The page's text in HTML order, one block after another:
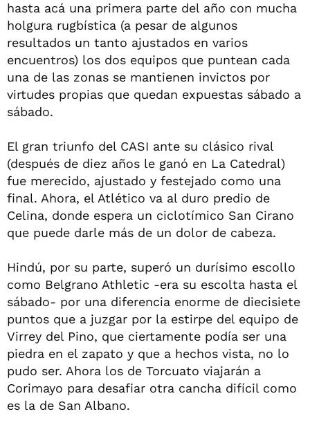
hasta acá una primera parte del año con mucha
holgura rugbística (a pesar de algunos
resultados un tanto ajustados en varios
encuentros) los dos equipos que puntean cada
una de las zonas se mantienen invictos por
virtudes propias que quedan expuestas sábado a
sábado.
El gran triunfo del CASI ante su clásico rival
(después de diez años le ganó en La Catedral)
fue merecido, ajustado y festejado como una
final. Ahora, el Atlético va al duro predio de
Celina, donde espera un ciclotímico San Cirano
que puede darle más de un dolor de cabeza.
Hindú, por su parte, superó un durísimo escollo
como Belgrano Athletic -era su escolta hasta el
sábado- por una diferencia enorme de diecisiete
puntos que a juzgar por la estirpe del equipo de
Virrey del Pino, que ciertamente podía ser una
piedra en el zapato y que a hechos vista, no lo
pudo ser. Ahora los de Torcuato viajarán a
Corimayo para desafiar otra cancha difícil como
es la de San Albano.